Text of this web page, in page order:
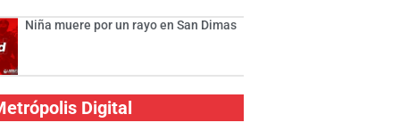
Niña muere por un rayo en San Dimas
Digital